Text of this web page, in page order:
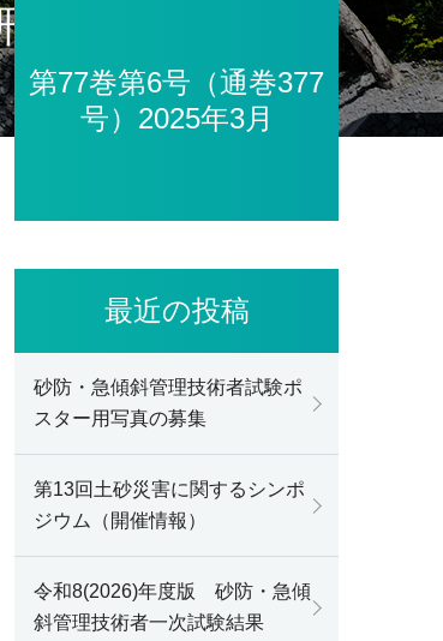
第77巻第6号（通巻377
号）2025年3月
最近の投稿
砂防・急傾斜管理技術者試験ポ
スター用写真の募集
第13回土砂災害に関するシンポ
ジウム（開催情報）
令和8(2026)年度版 砂防・急傾
斜管理技術者一次試験結果